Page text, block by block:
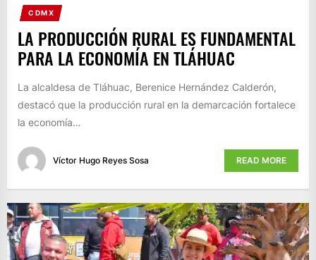
CDMX
LA PRODUCCIÓN RURAL ES FUNDAMENTAL
PARA LA ECONOMÍA EN TLÁHUAC
La alcaldesa de Tláhuac, Berenice Hernández Calderón,
destacó que la producción rural en la demarcación fortalece
la economía…
Víctor Hugo Reyes Sosa READ MORE